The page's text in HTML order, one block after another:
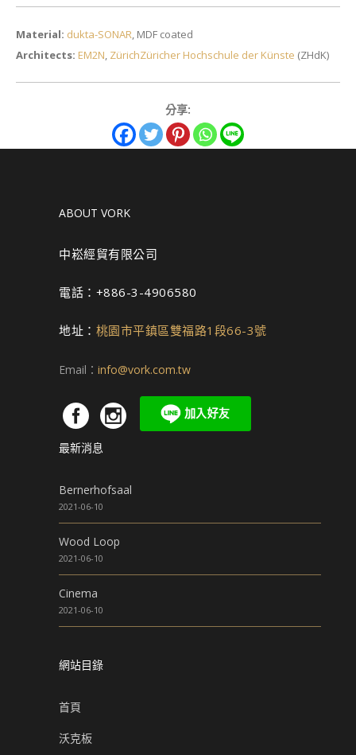
Material: dukta-SONAR, MDF coated
Architects: EM2N, ZürichZüricher Hochschule der Künste (ZHdK)
分享:
ABOUT VORK
中崧經貿有限公司
電話：+886-3-4906580
地址： 桃園市平鎮區雙福路1段66-3號
Email： info@vork.com.tw
最新消息
Bernerhofsaal
2021-06-10
Wood Loop
2021-06-10
Cinema
2021-06-10
網站目錄
首頁
沃克板